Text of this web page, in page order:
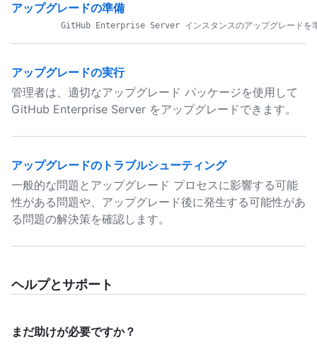
アップグレードの準備
アップグレードの実行
管理者は、適切なアップグレード パッケージを使用して
GitHub Enterprise Server をアップグレードできます。
アップグレードのトラブルシューティング
一般的な問題とアップグレード プロセスに影響する可能
性がある問題や、アップグレード後に発生する可能性があ
る問題の解決策を確認します。
ヘルプとサポート
まだ助けが必要ですか？